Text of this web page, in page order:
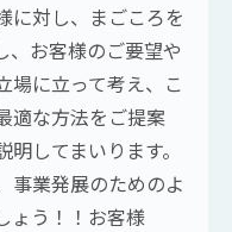
に対し、まごころを
、お客様のご要望や
場に立って考え、こ
適な方法をご提案
してまいります。
事業発展のためのよ
ょう！！お客様